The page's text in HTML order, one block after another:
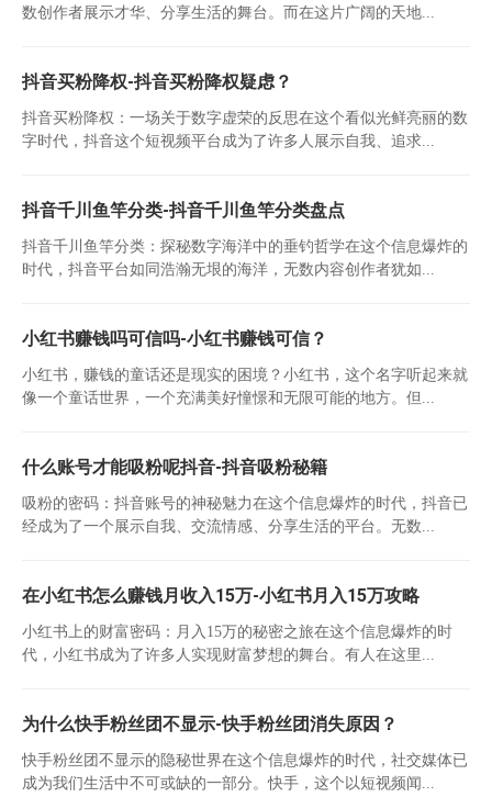
数创作者展示才华、分享生活的舞台。而在这片广阔的天地...
抖音买粉降权-抖音买粉降权疑虑？
抖音买粉降权：一场关于数字虚荣的反思在这个看似光鲜亮丽的数
字时代，抖音这个短视频平台成为了许多人展示自我、追求...
抖音千川鱼竿分类-抖音千川鱼竿分类盘点
抖音千川鱼竿分类：探秘数字海洋中的垂钓哲学在这个信息爆炸的
时代，抖音平台如同浩瀚无垠的海洋，无数内容创作者犹如...
小红书赚钱吗可信吗-小红书赚钱可信？
小红书，赚钱的童话还是现实的困境？小红书，这个名字听起来就
像一个童话世界，一个充满美好憧憬和无限可能的地方。但...
什么账号才能吸粉呢抖音-抖音吸粉秘籍
吸粉的密码：抖音账号的神秘魅力在这个信息爆炸的时代，抖音已
经成为了一个展示自我、交流情感、分享生活的平台。无数...
在小红书怎么赚钱月收入15万-小红书月入15万攻略
小红书上的财富密码：月入15万的秘密之旅在这个信息爆炸的时
代，小红书成为了许多人实现财富梦想的舞台。有人在这里...
为什么快手粉丝团不显示-快手粉丝团消失原因？
快手粉丝团不显示的隐秘世界在这个信息爆炸的时代，社交媒体已
成为我们生活中不可或缺的一部分。快手，这个以短视频闻...